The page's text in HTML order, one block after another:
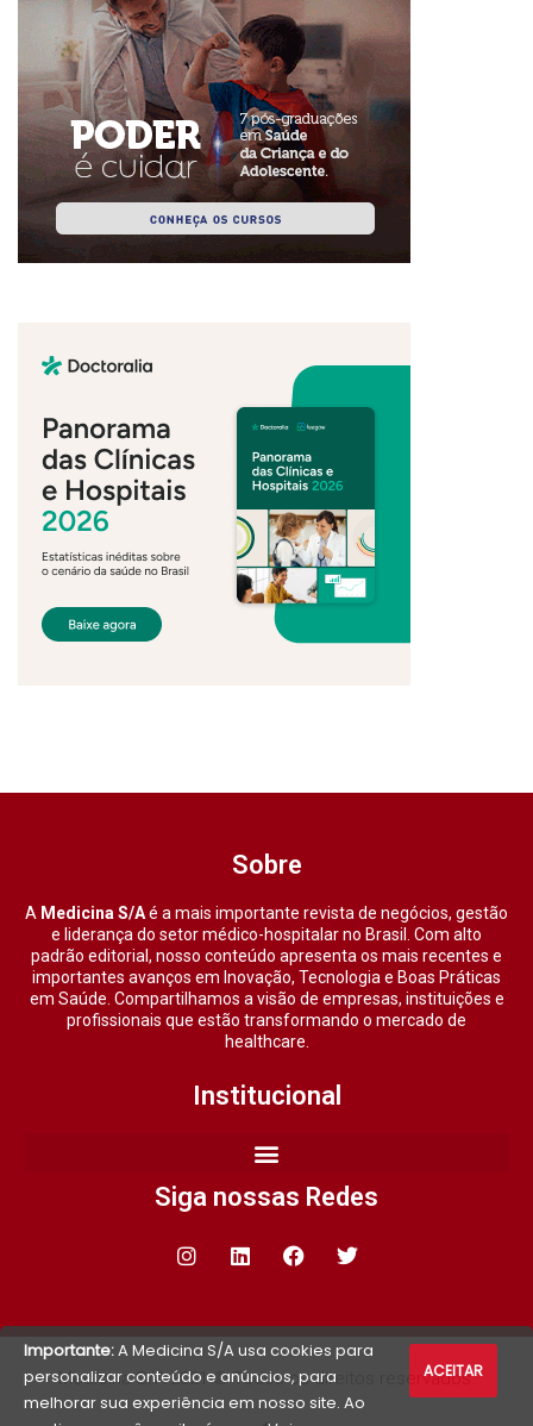
Sobre
A Medicina S/Aé a mais importante revista de negócios, gestão
e liderança do setor médico-hospitalar no Brasil. Com alto
padrão editorial, nosso conteúdo apresenta os mais recentes e
importantes avanços em Inovação, Tecnologia e Boas Práticas
em Saúde. Compartilhamos a visão de empresas, instituições e
profissionais que estão transformando o mercado de
healthcare.
Institucional
Siga nossas Redes
Medicina S/A 2021 © Todos os direitos reservados.
Importante:A Medicina S/A usa cookies para
personalizar conteúdo e anúncios, para
melhorar sua experiência em nosso site. Ao
ACEITAR